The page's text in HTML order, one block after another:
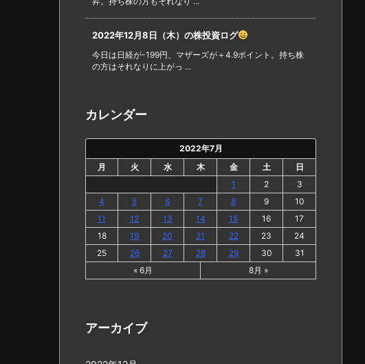
2022年12月8日（木）の株投資ログ
今日は日経が-199円、マザーズが＋4.9ポイント。持ち株
の方はそれなりに上がっ ...
カレンダー
2022年7月
月
火 水 木 金 土
日
1
2
3
4
5 6 7 8 9
10
11
12 13 14 15 16
17
18
19 20 21 22 23
24
25
26 27 28 29 30
31
« 6月
8月 »
アーカイブ